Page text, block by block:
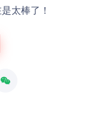
太棒了！